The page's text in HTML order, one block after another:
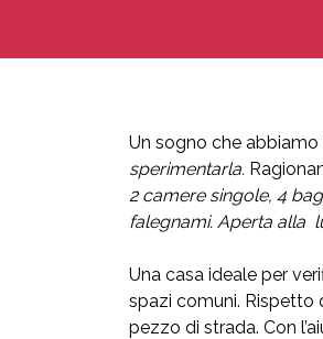
Un sogno che
sperimentarla.
2 camere singole, 4
falegnami. Aperta alla
Una casa ideale per
spazi comuni. Rispetto
pezzo di strada. Con